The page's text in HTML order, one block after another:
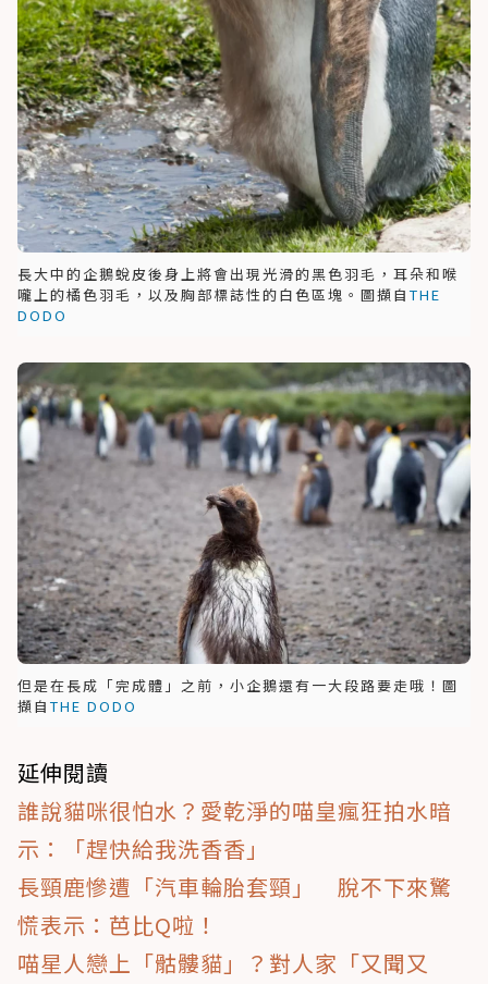
長大中的企鵝蛻皮後身上將會出現光滑的黑色羽毛，耳朵和喉
嚨上的橘色羽毛，以及胸部標誌性的白色區塊。圖擷自 THE
DODO
但是在長成「完成體」之前，小企鵝還有一大段路要走哦！圖
擷自 THE DODO
延伸閱讀
誰說貓咪很怕水？愛乾淨的喵皇瘋狂拍水暗
示：「趕快給我洗香香」
長頸鹿慘遭「汽車輪胎套頸」 脫不下來驚
慌表示：芭比Q啦！
喵星人戀上「骷髏貓」？對人家「又聞又